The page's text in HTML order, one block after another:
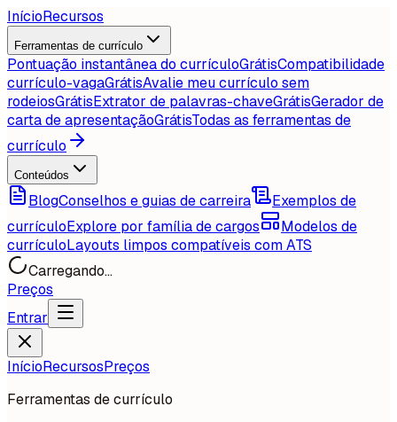
InícioRecursos
Ferramentas de currículo
Pontuação instantânea do currículoGrátisCompatibilidade
currículo-vagaGrátisAvalie meu currículo sem
rodeiosGrátisExtrator de palavras-chaveGrátisGerador de
carta de apresentaçãoGrátisTodas as ferramentas de
currículo
Conteúdos
BlogConselhos e guias de carreira
Exemplos de
currículoExplore por família de cargos
Modelos de
currículoLayouts limpos compatíveis com ATS
Carregando...
Preços
Entrar
InícioRecursosPreços
Ferramentas de currículo